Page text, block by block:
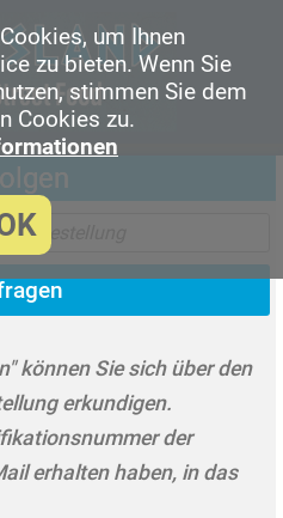
können Sie sich über den
erkundigen.
der
erhalten haben, in das
um Ihnen
zu bieten. Wenn Sie
stimmen Sie dem
Cookies zu.